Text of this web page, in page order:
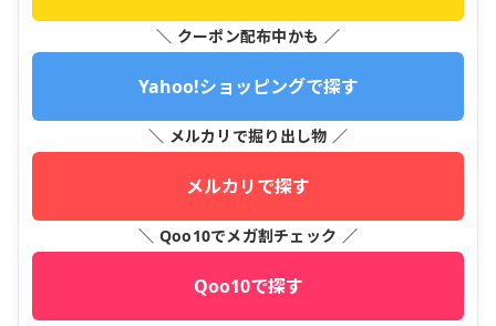
＼ クーポン配布中かも ／
Yahoo!ショッピングで探す
＼ メルカリで掘り出し物 ／
メルカリで探す
＼ Qoo10でメガ割チェック ／
Qoo10で探す